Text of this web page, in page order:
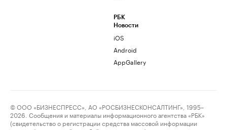
РБК
Новости
iOS
Android
AppGallery
© ООО «БИЗНЕСПРЕСС», АО «РОСБИЗНЕСКОНСАЛТИНГ», 1995–
2026. Сообщения и материалы информационного агентства «РБК»
(свидетельство о регистрации средства массовой информации